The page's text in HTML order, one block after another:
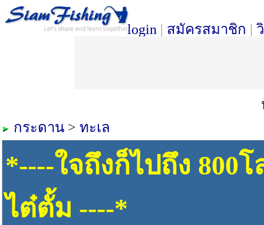
login | สมัครสมาชิก |
กระดาน > ทะเล
*----ใจถึงก็ไปถึง 800
ไต๋ตั้ม ----*